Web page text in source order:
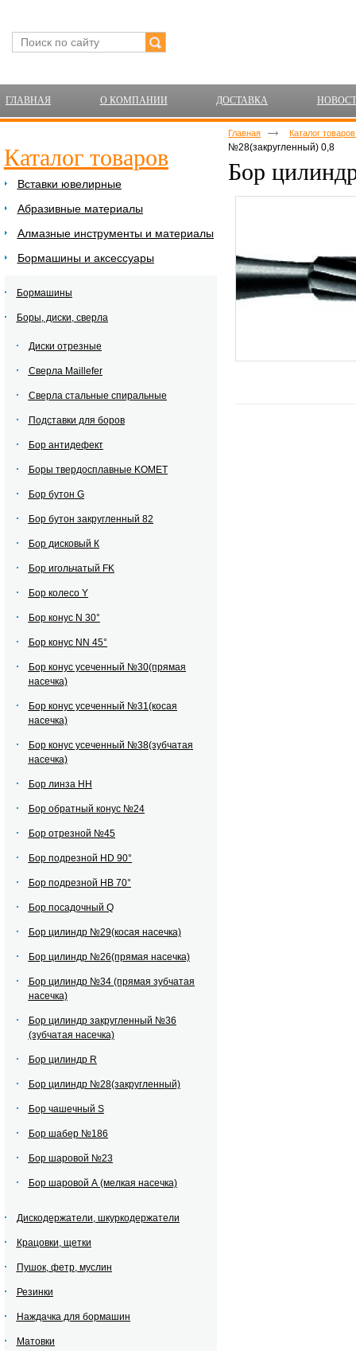
ГЛАВНАЯ О КОМПАНИИ ДОСТАВКА
Каталог товаров
Вставки ювелирные
Абразивные материалы
Алмазные инструменты и материалы
Бормашины и аксессуары
Бормашины
Боры, диски, сверла
Диски отрезные
Сверла Maillefer
Сверла стальные спиральные
Подставки для боров
Бор антидефект
Боры твердосплавные KOMET
Бор бутон G
Бор бутон закругленный 82
Бор дисковый К
Бор игольчатый FK
Бор колесо Y
Бор конус N 30°
Бор конус NN 45°
Бор конус усеченный №30(прямая
насечка)
Бор конус усеченный №31(косая
насечка)
Бор конус усеченный №38(зубчатая
насечка)
Бор линза НН
Бор обратный конус №24
Бор отрезной №45
Бор подрезной HD 90°
Бор подрезной HВ 70°
Бор посадочный Q
Бор цилиндр №29(косая насечка)
Бор цилиндр №26(прямая насечка)
Бор цилиндр №34 (прямая зубчатая
насечка)
Бор цилиндр закругленный №36
(зубчатая насечка)
Бор цилиндр R
Бор цилиндр №28(закругленный)
Бор чашечный S
Бор шабер №186
Бор шаровой №23
Бор шаровой А (мелкая насечка)
Дискодержатели, шкуркодержатели
Крацовки, щетки
Пушок, фетр, муслин
Резинки
Наждачка для бормашин
Матовки
Главная Каталог
№28(закругленный) 0,8
Бор